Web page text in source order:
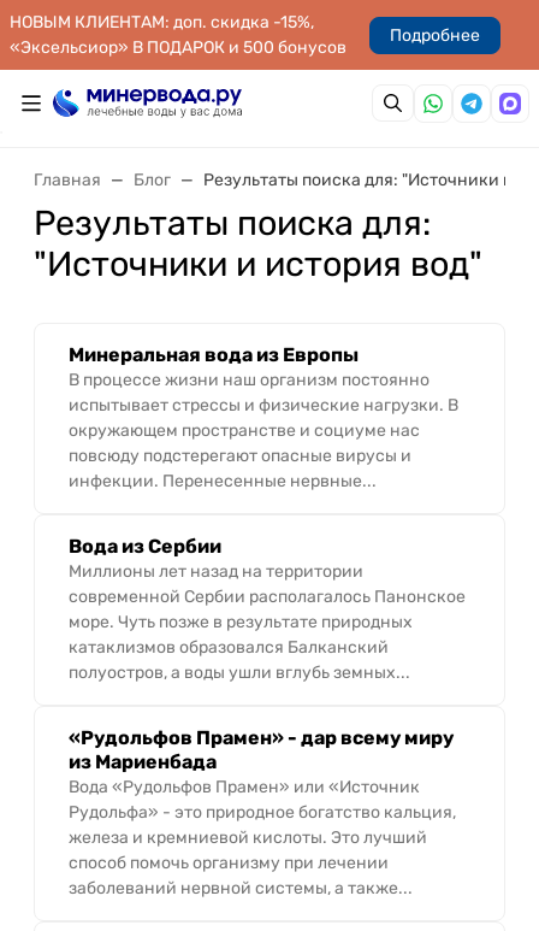
НОВЫМ КЛИЕНТАМ: доп. скидка -15%,
«Эксельсиор» В ПОДАРОК и 500 бонусов
Подробнее
Главная Блог Результаты поиска для: "Источники и
Результаты поиска для:
"Источники и история вод"
Минеральная вода из Европы
В процессе жизни наш организм постоянно
испытывает стрессы и физические нагрузки. В
окружающем пространстве и социуме нас
повсюду подстерегают опасные вирусы и
инфекции. Перенесенные нервные...
Вода из Сербии
Миллионы лет назад на территории
современной Сербии располагалось Панонское
море. Чуть позже в результате природных
катаклизмов образовался Балканский
полуостров, а воды ушли вглубь земных...
«Рудольфов Прамен» - дар всему миру
из Мариенбада
Вода «Рудольфов Прамен» или «Источник
Рудольфа» - это природное богатство кальция,
железа и кремниевой кислоты. Это лучший
способ помочь организму при лечении
заболеваний нервной системы, а также...